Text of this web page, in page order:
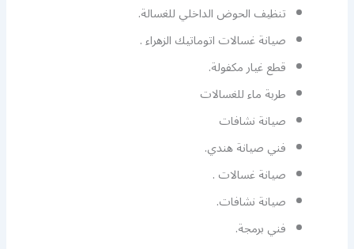
تنظيف الحوض الداخلي للغسالة.
صيانة غسالات اتوماتيك الزهراء .
قطع غيار مكفولة.
طربة ماء للغسالات
صيانة نشافات
فني صيانة هندي.
صيانة غسالات .
صيانة نشافات.
فني برمجة.